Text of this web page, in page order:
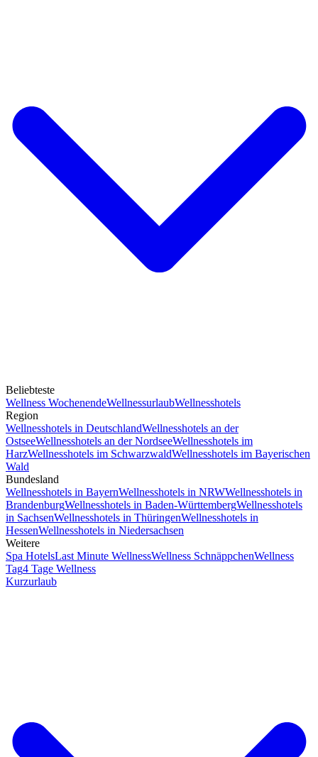
Beliebteste
Wellness WochenendeWellnessurlaubWellnesshotels
Region
Wellnesshotels in DeutschlandWellnesshotels an der
OstseeWellnesshotels an der NordseeWellnesshotels im
HarzWellnesshotels im SchwarzwaldWellnesshotels im Bayerischen
Wald
Bundesland
Wellnesshotels in BayernWellnesshotels in NRWWellnesshotels in
BrandenburgWellnesshotels in Baden-WürttembergWellnesshotels
in SachsenWellnesshotels in ThüringenWellnesshotels in
HessenWellnesshotels in Niedersachsen
Weitere
Spa HotelsLast Minute WellnessWellness SchnäppchenWellness
Tag4 Tage Wellness
Kurzurlaub